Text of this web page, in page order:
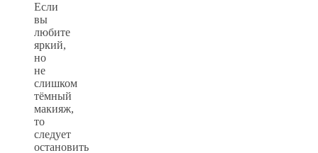
Если
вы
любите
яркий,
но
не
слишком
тёмный
макияж,
то
следует
остановить